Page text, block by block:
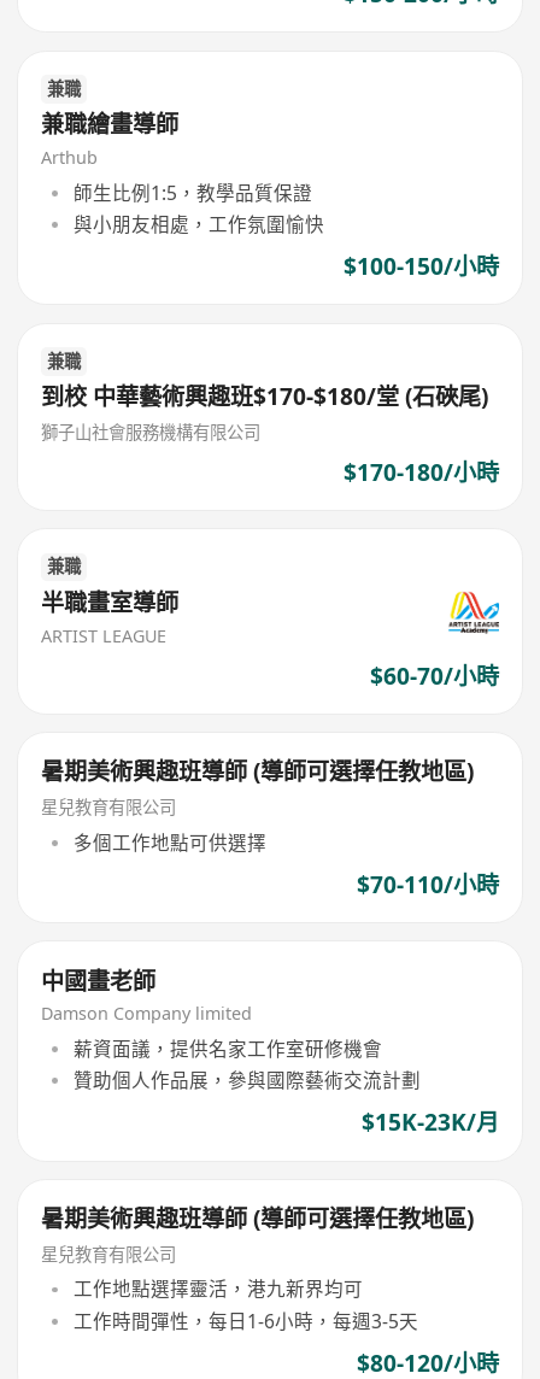
兼職
兼職繪畫導師
Arthub
師生比例1:5，教學品質保證
與小朋友相處，工作氛圍愉快
$100-150/小時
兼職
到校 中華藝術興趣班$170-$180/堂 (石硤尾)
獅子山社會服務機構有限公司
$170-180/小時
兼職
半職畫室導師
ARTIST LEAGUE
$60-70/小時
暑期美術興趣班導師 (導師可選擇任教地區)
星兒教育有限公司
多個工作地點可供選擇
$70-110/小時
中國畫老師
Damson Company limited
薪資面議，提供名家工作室研修機會
贊助個人作品展，參與國際藝術交流計劃
$15K-23K/月
暑期美術興趣班導師 (導師可選擇任教地區)
星兒教育有限公司
工作地點選擇靈活，港九新界均可
工作時間彈性，每日1-6小時，每週3-5天
$80-120/小時